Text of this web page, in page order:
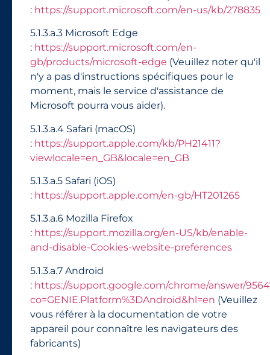
: https://support.microsoft.com/en-us/kb/278835
5.1.3.a.3 Microsoft Edge
: https://support.microsoft.com/en-
gb/products/microsoft-edge (Veuillez noter qu'il
n'y a pas d'instructions spécifiques pour le
moment, mais le service d'assistance de
Microsoft pourra vous aider).
5.1.3.a.4 Safari (macOS)
: https://support.apple.com/kb/PH21411?
viewlocale=en_GB&locale=en_GB
5.1.3.a.5 Safari (iOS)
: https://support.apple.com/en-gb/HT201265
5.1.3.a.6 Mozilla Firefox
: https://support.mozilla.org/en-US/kb/enable-
and-disable-Cookies-website-preferences
5.1.3.a.7 Android
: https://support.google.com/chrome/answer/
co=GENIE.Platform%3DAndroid&hl=en (Veuillez
vous référer à la documentation de votre
appareil pour connaître les navigateurs des
fabricants)